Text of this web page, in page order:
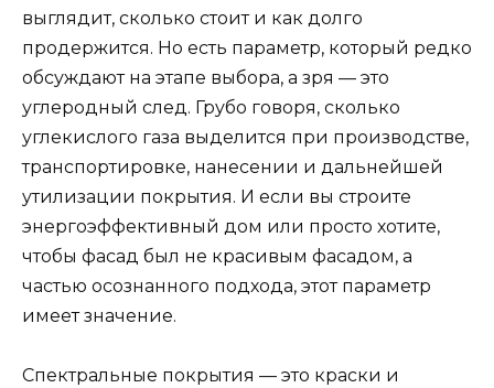
выглядит, сколько стоит и как долго
продержится. Но есть параметр, который редко
обсуждают на этапе выбора, а зря — это
углеродный след. Грубо говоря, сколько
углекислого газа выделится при производстве,
транспортировке, нанесении и дальнейшей
утилизации покрытия. И если вы строите
энергоэффективный дом или просто хотите,
чтобы фасад был не красивым фасадом, а
частью осознанного подхода, этот параметр
имеет значение.
Спектральные покрытия — это краски и